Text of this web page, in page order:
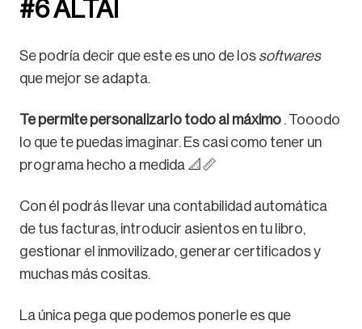
#6 ALTAI
Se podría decir que este es uno de los softwares
que mejor se adapta.
Te permite personalizarlo todo al máximo . Tooodo
lo que te puedas imaginar. Es casi como tener un
programa hecho a medida 📐📏
Con él podrás llevar una contabilidad automática
de tus facturas, introducir asientos en tu libro,
gestionar el inmovilizado, generar certificados y
muchas más cositas.
La única pega que podemos ponerle es que